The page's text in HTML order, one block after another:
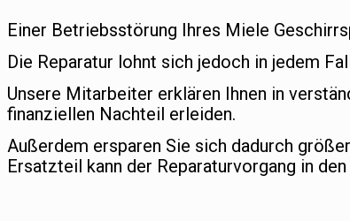
Einer Betriebsstörung Ihres Miele
Die Reparatur lohnt sich jedoch in jedem
Unsere Mitarbeiter erklären Ihnen in
finanziellen Nachteil erleiden.
Außerdem ersparen Sie sich dadurch
Ersatzteil kann der Reparaturvorgang in